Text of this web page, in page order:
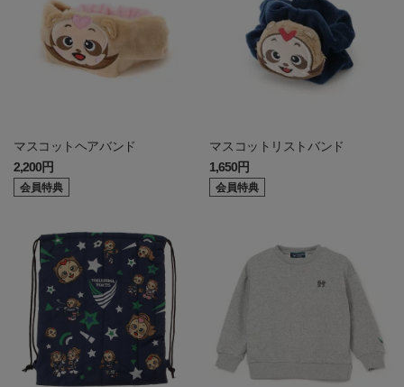
マスコットヘアバンド
2,200円
会員特典
マスコットリストバンド
1,650円
会員特典